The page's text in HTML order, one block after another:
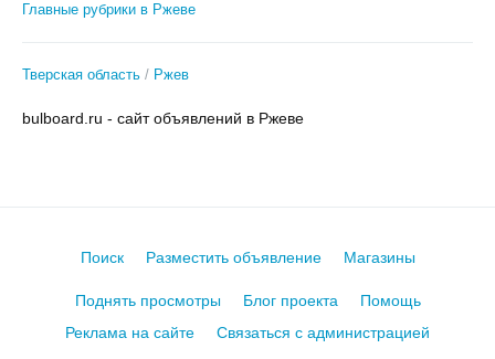
Главные рубрики в Ржеве
Тверская область Ржев
bulboard.ru - сайт объявлений в Ржеве
Поиск Разместить объявление Магазины
Поднять просмотры Блог проекта
Помощь
Реклама на сайте
Связаться с администрацией